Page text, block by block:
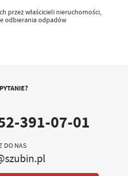
przez właścicieli nieruchomości,
odbierania odpadów
391-07-01
DO NAS